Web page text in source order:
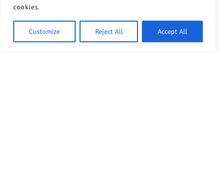
cookies.
Customize Reject All Accept All